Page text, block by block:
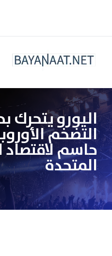
اليورو يتحرك
التضخم
حاسم لاقتصاد
المتحدة